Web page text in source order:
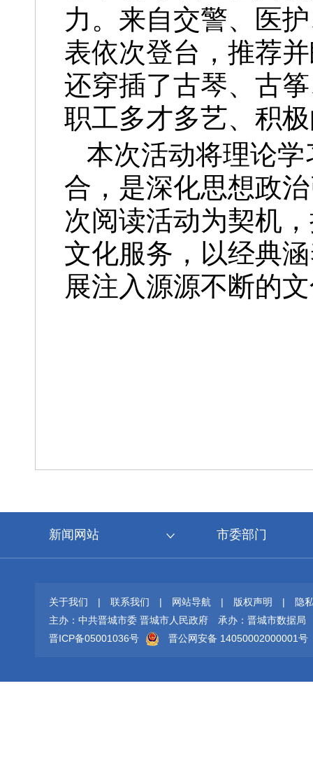
力。来自交警、医
表依次登台，推荐
还穿插了古琴、古
职工多才多艺、积
本次活动将理论
合，是深化思想政
次阅读活动为契机
文化服务，以经典
展注入源源不断的
新闻网站 市委部门
关于我们 | 联系我们 | 网站导航 | 版权声明 |
隐
主办：中共晋城市委 晋城市人民政府
承办：晋城市数据局
晋ICP备05001036号
晋公网安备 14050002000001号